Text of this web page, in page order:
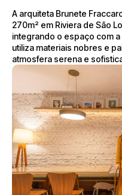
A arquiteta Brunete
270m² em Riviera de São
integrando o espaço com
utiliza materiais nobres e
atmosfera serena e